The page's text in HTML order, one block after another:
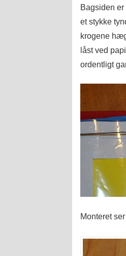
Bagsiden
et stykke
krogene
låst ved
ordentligt
Monteret